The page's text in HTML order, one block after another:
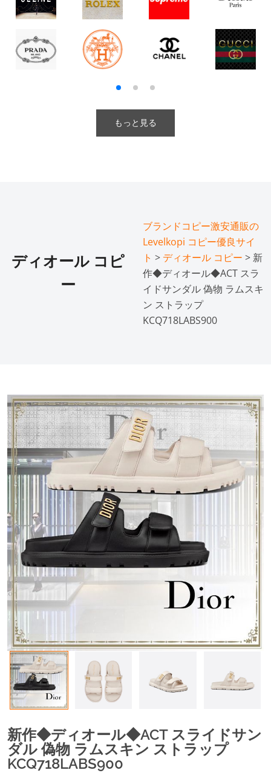
もっと見る
ディオール コピ
ー
ブランドコピー激安通販の
Levelkopi コピー優良サイ
ト > ディオール コピー > 新
作◆ディオール◆ACT スラ
イドサンダル 偽物 ラムスキ
ン ストラップ
KCQ718LABS900
新作◆ディオール◆ACT スライドサン
ダル 偽物 ラムスキン ストラップ
KCQ718LABS900